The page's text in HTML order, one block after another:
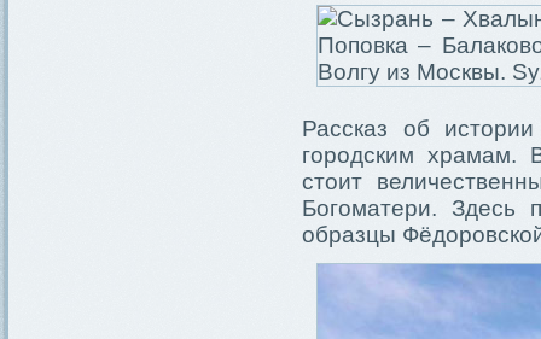
Рассказ об
городским храмам.
стоит
Богоматери. Здесь
образцы